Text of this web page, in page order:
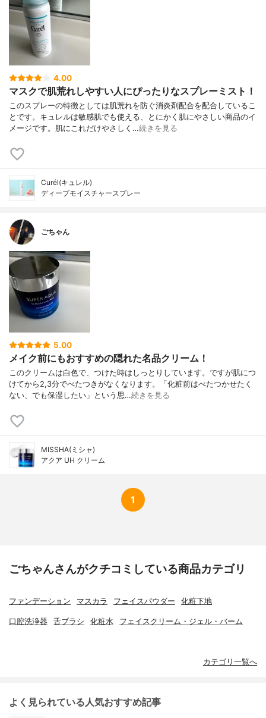
4.00
マスクで肌荒れしやすい人にぴったりなスプレーミスト！
このスプレーの特徴としては肌荒れを防ぐ消炎剤配合を配合しているこ
とです。キュレルは敏感肌でも使える、とにかく肌にやさしい商品のイ
メージです。肌にこれだけやさしく…続きを見る
Curél(キュレル)
ディープモイスチャースプレー
ごちゃん
5.00
メイク前にもおすすめの隠れた名品クリーム！
このクリームは白色で、つけた時はしっとりしています。ですが肌につ
けてから2,3分でべたつきがなくなります。「化粧前はべたつかせたく
ない、でも保湿したい」という思…続きを見る
MISSHA(ミシャ)
アクア UH クリーム
1
ごちゃんさんがクチコミしている商品カテゴリ
ファンデーション マスカラ フェイスパウダー 化粧下地
口腔洗浄器 舌ブラシ 化粧水 フェイスクリーム・ジェル・バーム
カテゴリ一覧へ
よく見られている人気おすすめ記事